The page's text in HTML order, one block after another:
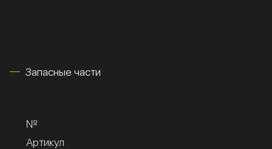
Запасные части
№
Артикул